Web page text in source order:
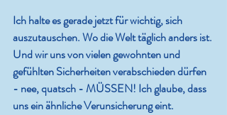
Ich halte es gerade jetzt für wichtig, sich
auszutauschen. Wo die Welt täglich anders ist.
Und wir uns von vielen gewohnten und
gefühlten Sicherheiten verabschieden dürfen
- nee, quatsch - MÜSSEN! Ich glaube, dass
uns ein ähnliche Verunsicherung eint.